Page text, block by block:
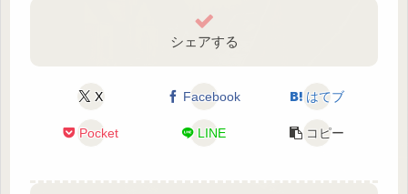
シェアする
X Facebook はてブ
Pocket LINE コピー